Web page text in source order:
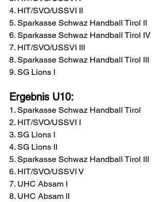
4. HIT/SVO/USSVI II
5. Sparkasse Schwaz Handball Tirol II
6. Sparkasse Schwaz Handball Tirol IV
7. HIT/SVO/USSVI III
8. Sparkasse Schwaz Handball Tirol III
9. SG Lions I
Ergebnis U10:
1. Sparkasse Schwaz Handball Tirol
2. HIT/SVO/USSVI I
3. SG Lions I
4. SG Lions II
5. Sparkasse Schwaz Handball Tirol III
6. HIT/SVO/USSVI V
7. UHC Absam I
8. UHC Absam II